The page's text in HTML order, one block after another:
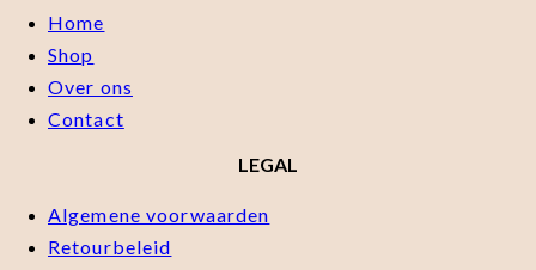
Home
Shop
Over ons
Contact
LEGAL
Algemene voorwaarden
Retourbeleid